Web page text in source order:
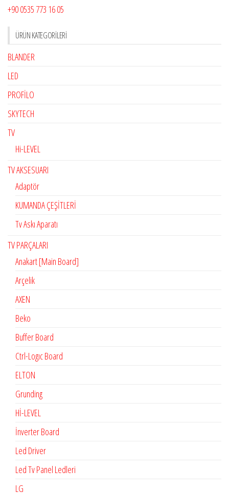
+90 0535 773 16 05
ÜRÜN KATEGORILERI
BLANDER
LED
PROFİLO
SKYTECH
TV
Hi-LEVEL
TV AKSESUARI
Adaptör
KUMANDA ÇEŞİTLERİ
Tv Askı Aparatı
TV PARÇALARI
Anakart [Main Board]
Arçelik
AXEN
Beko
Buffer Board
Ctrl-Logıc Board
ELTON
Grunding
Hİ-LEVEL
İnverter Board
Led Driver
Led Tv Panel Ledleri
LG